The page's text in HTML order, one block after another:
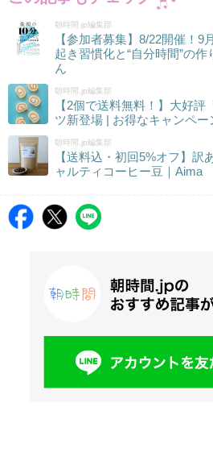
朝時間.jp編集部
【参加者募集】8/22開催！
起き習慣化と“自分時間”の
ん
朝時間.jp編集部
【2個で送料無料！】大好
ツ新登場 | お得なキャンペー
朝時間.jp編集部
【送料込・初回5%オフ】訳
ャルティコーヒー豆｜Aima